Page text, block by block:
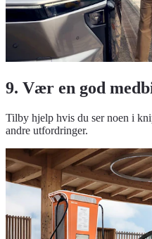
9. Vær en god
Tilby hjelp hvis du ser noen i
andre utfordringer.